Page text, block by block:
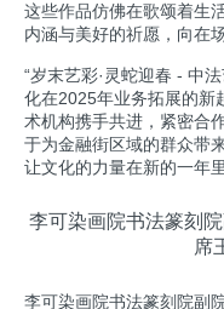
这些作品仿佛在歌颂着生
内涵与美好的祈愿，向在
“岁末艺彩·灵蛇迎春 - 中
化在2025年业务拓展的新
术机构携手共进，紧密合
于为金融街区域的群众带
让文化的力量在新的一年
李可染画院书法篆刻
席
李可染画院书法篆刻院副